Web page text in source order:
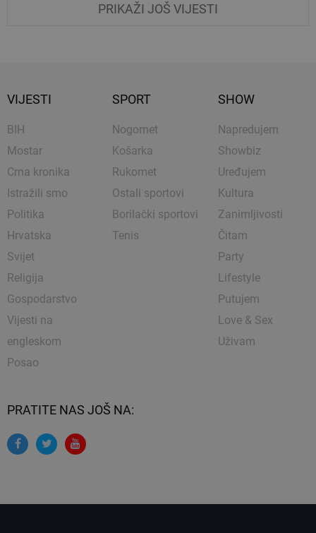
PRIKAŽI JOŠ VIJESTI
VIJESTI
BIH
Mostar
Crna kronika
Istražili smo
Politika
Hrvatska
Svijet
Religija
Gospodarstvo
Vijesti na
engleskom
Posao
SPORT
Nogomet
Košarka
Rukomet
Ostali sportovi
Borilački sportovi
Tenis
SHOW
Napredujem
Showbiz
Uređujem
Kultura
Zanimljivosti
Čitam
Party
Lifestyle
Putujem
Love & Sex
Uživam
PRATITE NAS JOŠ NA: